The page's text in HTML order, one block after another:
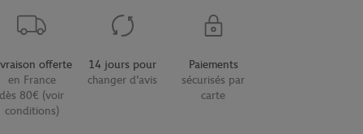
offerte
en France
dès 80€ (voir
conditions)
14 jours pour
changer d'avis
Paiements
sécurisés par
carte